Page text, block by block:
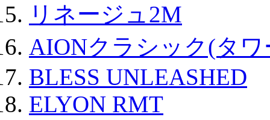
リネージュ2M
AIONクラシック(タ
BLESS UNLEASHED
ELYON RMT